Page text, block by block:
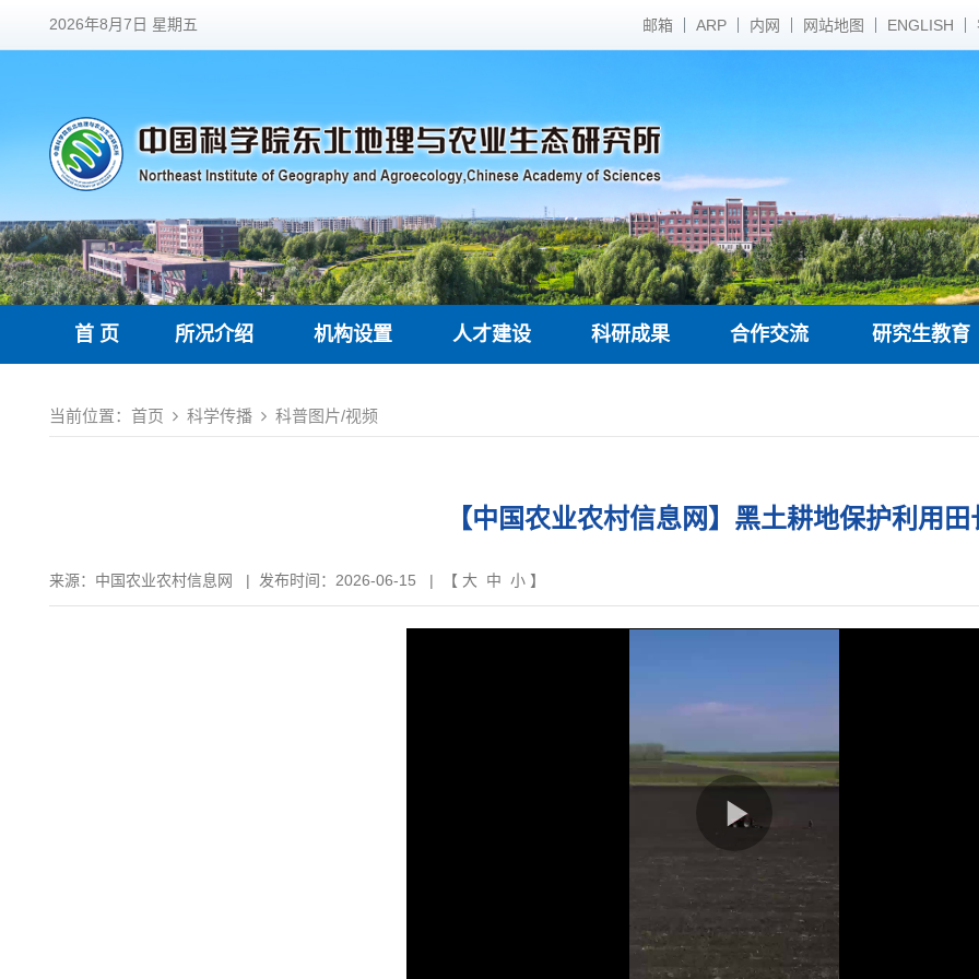
2026年8月7日 星期五 邮箱 ARP 内网 网站地图 ENGLISH
首 页 所况介绍 机构设置 人才建设 科研成果 合作交流 研究生教育
当前位置： 首页 科学传播 科普图片/视频
【中国农业农村信息网】黑土耕地保护利用田
来源： 中国农业农村信息网 | 发布时间：2026-06-15 | 【 大 中 小 】